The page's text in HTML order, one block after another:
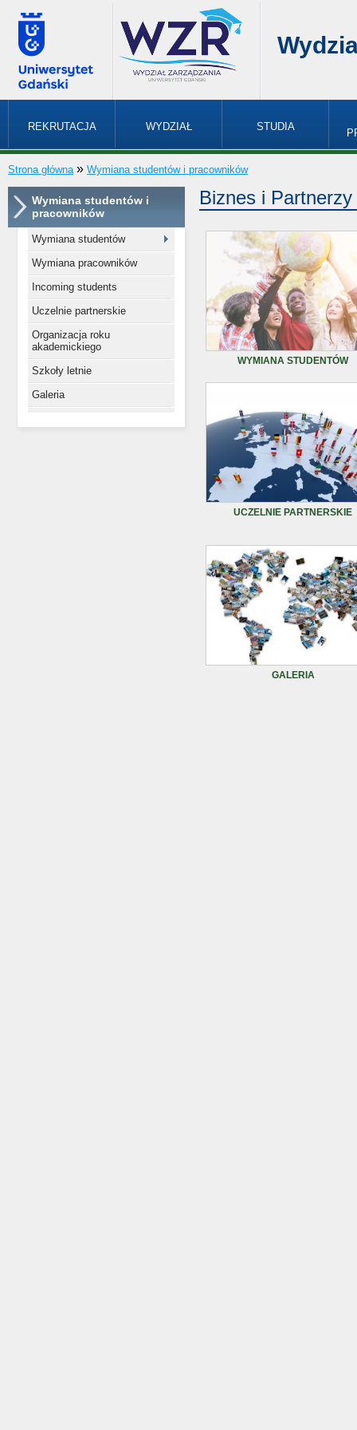
REKRUTACJA WYDZIAŁ STUDIA
Strona główna » Wymiana studentów i pracowników
Wymiana studentów i
pracowników
Wymiana studentów
Wymiana pracowników
Incoming students
Uczelnie partnerskie
Organizacja roku
akademickiego
Szkoły letnie
Galeria
Biznes i Partnerzy
WYMIANA STUDENTÓW
UCZELNIE PARTNERSKIE
GALERIA